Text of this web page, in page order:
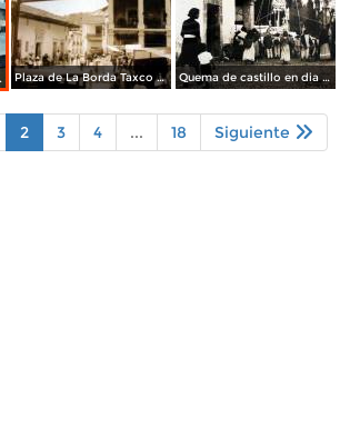
(1934) Plaza de La Borda Taxco Guerrero. Quema de castillo en dia de fiesta.
2 3 4 ... 18 Siguiente